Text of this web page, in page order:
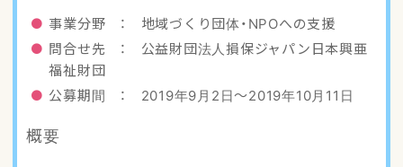
助成金・補助金情報
ワラビーについて
事業分野 ： 地域づくり団体・NPOへの支援
問合せ先 ： 公益財団法人損保ジャパン日本興亜
福祉財団
公募期間 ： 2019年9月2日〜2019年10月11日
概要